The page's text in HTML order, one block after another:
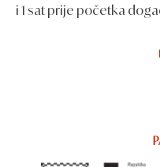
i 1 sat prije početka